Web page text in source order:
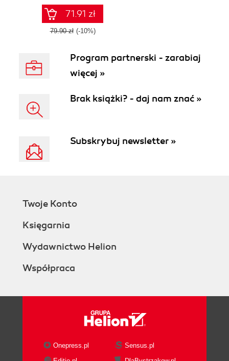
71.91 zł
79.90 zł (-10%)
Program partnerski - zarabiaj
więcej »
Brak książki? - daj nam znać »
Subskrybuj newsletter »
Twoje Konto
Księgarnia
Wydawnictwo Helion
Współpraca
Onepress.pl
Sensus.pl